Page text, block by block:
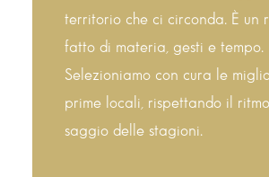
territorio che ci circonda. È un
fatto di materia, gesti e tempo.
Selezioniamo con cura le
prime locali, rispettando il
saggio delle stagioni.